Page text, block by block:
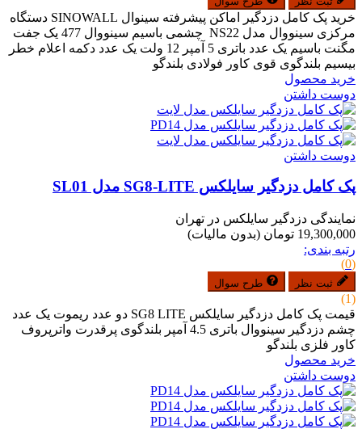
خرید پک کامل دزدگیر اماکن پیشرفته سینوال SINOWALL دستگاه
مرکزی سینووال مدل NS22 چشمی باسیم سینووال 477 یک جفت
مگنت باسیم یک عدد باتری 5 آمپر 12 ولت یک عدد دکمه اعلام خطر
بیسیم بلندگوی قوی کاور فولادی بلندگو
خرید محصول
دوست داشتن
دوست داشتن
پک کامل دزدگیر سایلکس SG8-LITE مدل SL01
نمایندگی دزدگیر سایلکس در تهران
19,300,000 تومان
(بدون مالیات)
رتبه بندی:
(0)
ثبت نظر طرح سوال
(1)
قیمت پک کامل دزدگیر سایلکس SG8 LITE دو عدد ریموت یک عدد
چشم دزدگیر سینووال باتری 4.5 آمپر بلندگوی پرقدرت واترپروف
کاور فلزی بلندگو
خرید محصول
دوست داشتن